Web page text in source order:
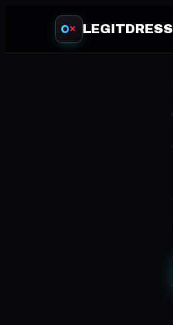
✕ LEGITDRESS